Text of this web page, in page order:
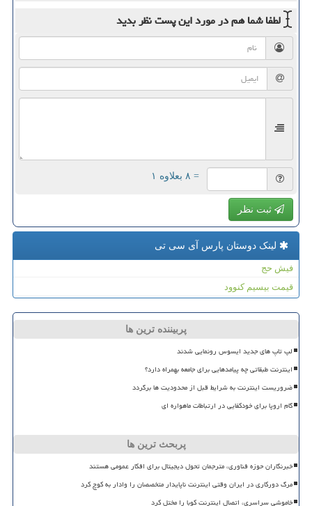
لطفا شما همدر مورد این پستنظر بدید
= ۸ بعلاوه ۱
ثبت نظر
لینک دوستان پارس آی سی تی
فیش حج
قیمت بیسیم کنوود
پربیننده ترین ها
لپ تاپ های جدید ایسوس رونمایی شدند
اینترنت طبقاتی چه پیامدهایی برای جامعه بهمراه دارد؟
ضروریست اینترنت به شرایط قبل از محدودیت ها برگردد
گام اروپا برای خودکفایی در ارتباطات ماهواره ای
پربحث ترین ها
خبرنگاران حوزه فناوری، مترجمان تحول دیجیتال برای افکار عمومی هستند
مرگ دورکاری در ایران وقتی اینترنت ناپایدار متخصصان را وادار به کوچ کرد
خاموشی سراسری، اتصال اینترنت کوبا را مختل کرد